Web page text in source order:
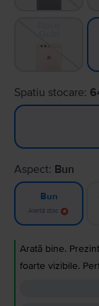
Spatiu stocare:
Aspect: Bun
Bun
Alertă stoc
Arată bine.
foarte vizibile.